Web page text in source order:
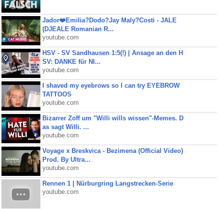
Jador❤️Emilia?Dodo?Jay Maly?Costi - JALE
(DJEALE Romanian R...
youtube.com
HSV - SV Sandhausen 1:5(!) | Ansage an den H
SV: DANKE für NI...
youtube.com
I shaved my eyebrows so I can try EYEBROW
TATTOOS
youtube.com
Bizarrer Zoff um "Willi wills wissen"-Memes. D
as sagt Willi. ...
youtube.com
Voyage x Breskvica - Bezimena (Official Video)
Prod. By Ultra...
youtube.com
Rennen 1 | Nürburgring Langstrecken-Serie
youtube.com